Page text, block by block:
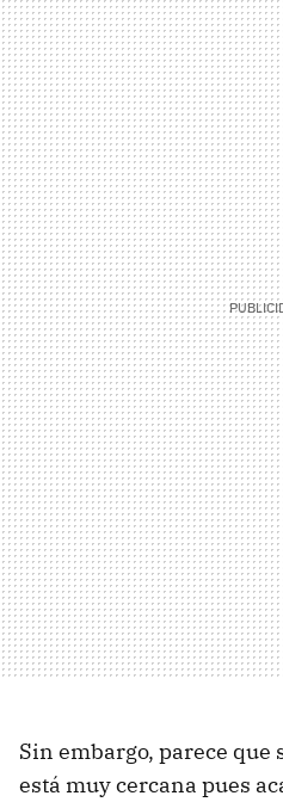
Sin embargo, parece que
está muy cercana pues